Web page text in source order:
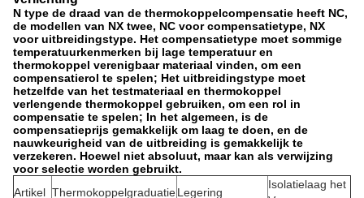
N type de draad van de thermokoppelcompensatie heeft NC,
de modellen van NX twee, NC voor compensatietype, NX
voor uitbreidingstype. Het compensatietype moet sommige
temperatuurkenmerken bij lage temperatuur en
thermokoppel verenigbaar materiaal vinden, om een
compensatierol te spelen; Het uitbreidingstype moet
hetzelfde van het testmateriaal en thermokoppel
verlengende thermokoppel gebruiken, om een rol in
compensatie te spelen; In het algemeen, is de
compensatieprijs gemakkelijk om laag te doen, en de
nauwkeurigheid van de uitbreiding is gemakkelijk te
verzekeren. Hoewel niet absoluut, maar kan als verwijzing
voor selectie worden gebruikt.
Artikel ThermokoppelgraduatieLegering
Isolatielaag het